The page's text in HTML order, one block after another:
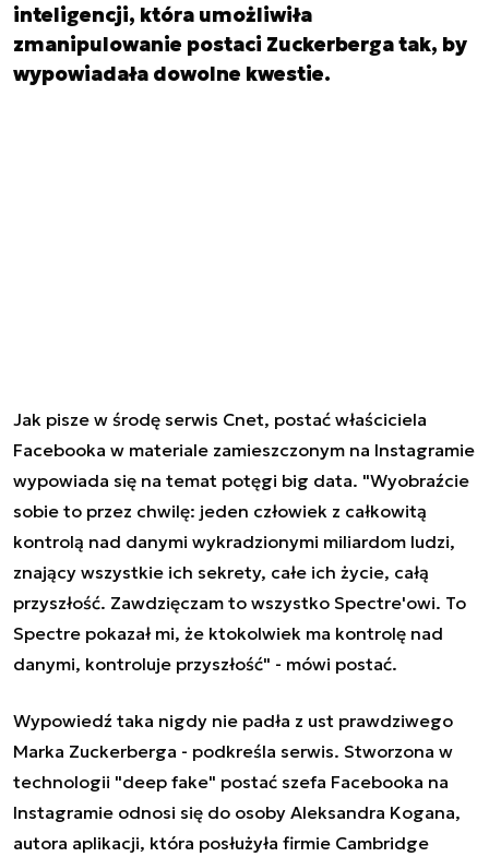
inteligencji, która umożliwiła
zmanipulowanie postaci Zuckerberga tak, by
wypowiadała dowolne kwestie.
Jak pisze w środę serwis Cnet, postać właściciela
Facebooka w materiale zamieszczonym na Instagramie
wypowiada się na temat potęgi big data. "Wyobraźcie
sobie to przez chwilę: jeden człowiek z całkowitą
kontrolą nad danymi wykradzionymi miliardom ludzi,
znający wszystkie ich sekrety, całe ich życie, całą
przyszłość. Zawdzięczam to wszystko Spectre'owi. To
Spectre pokazał mi, że ktokolwiek ma kontrolę nad
danymi, kontroluje przyszłość" - mówi postać.
Wypowiedź taka nigdy nie padła z ust prawdziwego
Marka Zuckerberga - podkreśla serwis. Stworzona w
technologii "deep fake" postać szefa Facebooka na
Instagramie odnosi się do osoby Aleksandra Kogana,
autora aplikacji, która posłużyła firmie Cambridge